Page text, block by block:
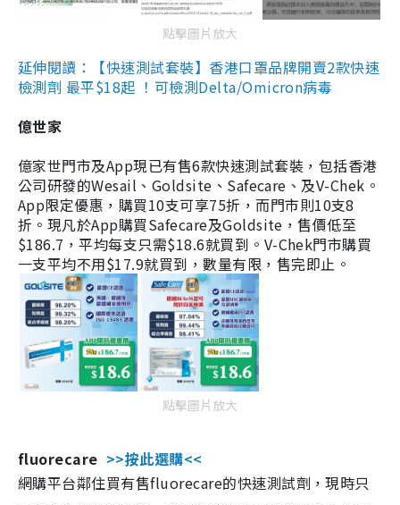
點擊圖片放大
延伸閱讀：【快速測試套裝】香港口罩品牌開賣2款快速
檢測劑 最平$18起 ！可檢測Delta/Omicron病毒
億世家
億家世門市及App現已有售6款快速測試套裝，包括香港
公司研發的Wesail、Goldsite、Safecare、及V-Chek。
App限定優惠，購買10支可享75折，而門市則10支8
折。現凡於App購買Safecare及Goldsite，售價低至
$186.7，平均每支只需$18.6就買到。V-Chek門市購買
一支平均不用$17.9就買到，數量有限，售完即止。
點擊圖片放大
fluorecare >>按此選購<<
網購平台鄰住買有售fluorecare的快速測試劑，現時只